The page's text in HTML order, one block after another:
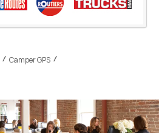
Camper GPS